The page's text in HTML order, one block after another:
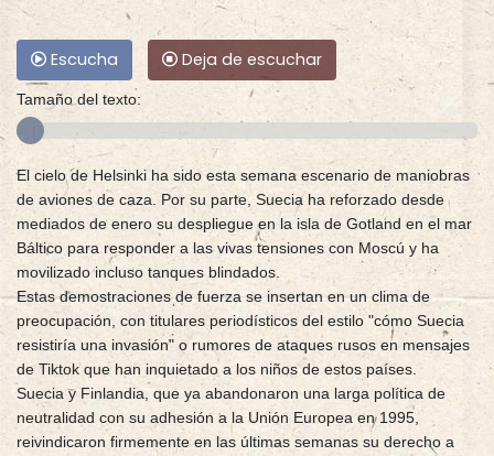
Escucha Deja de escuchar
Tamaño del texto:
El cielo de Helsinki ha sido esta semana escenario de maniobras
de aviones de caza. Por su parte, Suecia ha reforzado desde
mediados de enero su despliegue en la isla de Gotland en el mar
Báltico para responder a las vivas tensiones con Moscú y ha
movilizado incluso tanques blindados.
Estas demostraciones de fuerza se insertan en un clima de
preocupación, con titulares periodísticos del estilo "cómo Suecia
resistiría una invasión" o rumores de ataques rusos en mensajes
de Tiktok que han inquietado a los niños de estos países.
Suecia y Finlandia, que ya abandonaron una larga política de
neutralidad con su adhesión a la Unión Europea en 1995,
reivindicaron firmemente en las últimas semanas su derecho a